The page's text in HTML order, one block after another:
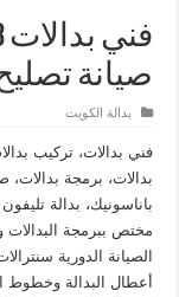
صيانة
بدالة الكويت
فني بدالات، تركيب
بدالات، برمجة بدالات،
باناسونيك، بدالة
مختص ببرمجة البدالات
الصيانة الدورية
أعطال البدالة وخطوط